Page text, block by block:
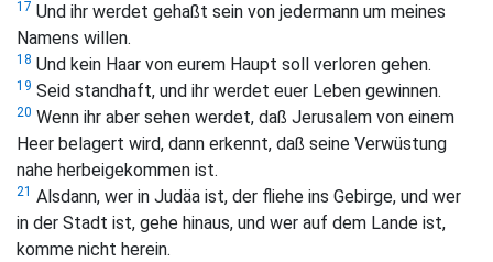
17 Und ihr werdet gehaßt sein von jedermann um meines
Namens willen.
18 Und kein Haar von eurem Haupt soll verloren gehen.
19 Seid standhaft, und ihr werdet euer Leben gewinnen.
20 Wenn ihr aber sehen werdet, daß Jerusalem von einem
Heer belagert wird, dann erkennt, daß seine Verwüstung
nahe herbeigekommen ist.
21 Alsdann, wer in Judäa ist, der fliehe ins Gebirge, und wer
in der Stadt ist, gehe hinaus, und wer auf dem Lande ist,
komme nicht herein.